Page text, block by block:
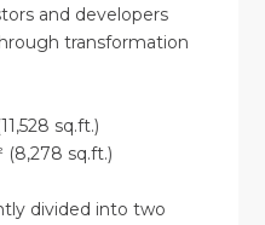
and developers
transformation
sq.ft.)
sq.ft.)
divided into two